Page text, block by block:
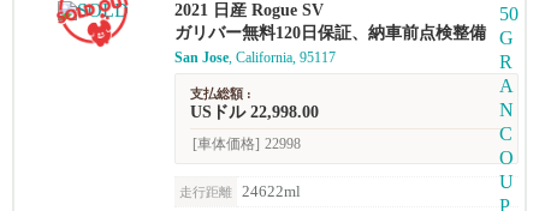
2021 日産 Rogue SV
ガリバー無料120日保証、納車前点検整備
San Jose, California, 95117
支払総額 :
USドル 22,998.00
[車体価格] 22998
走行距離 24622ml